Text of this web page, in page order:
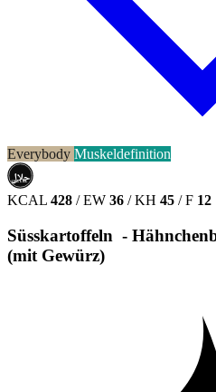
Everybody Muskeldefinition
حلال
HALAL
KCAL 428 / EW 36 / KH 45 / F 12
Süsskartoffeln -
(mit Gewürz)